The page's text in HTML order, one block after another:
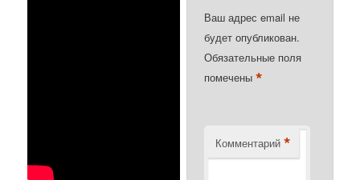
Ваш адрес email не
будет опубликован.
Обязательные поля
помечены*
Комментарий *